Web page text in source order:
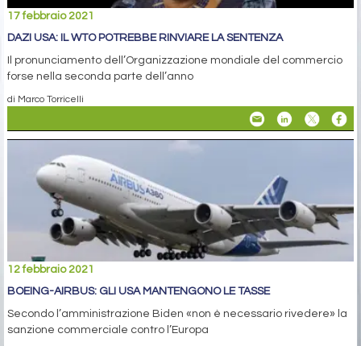
17 febbraio 2021
DAZI USA: IL WTO POTREBBE RINVIARE LA SENTENZA
Il pronunciamento dell’Organizzazione mondiale del commercio
forse nella seconda parte dell’anno
di Marco Torricelli
12 febbraio 2021
BOEING-AIRBUS: GLI USA MANTENGONO LE TASSE
Secondo l’amministrazione Biden «non è necessario rivedere» la
sanzione commerciale contro l’Europa